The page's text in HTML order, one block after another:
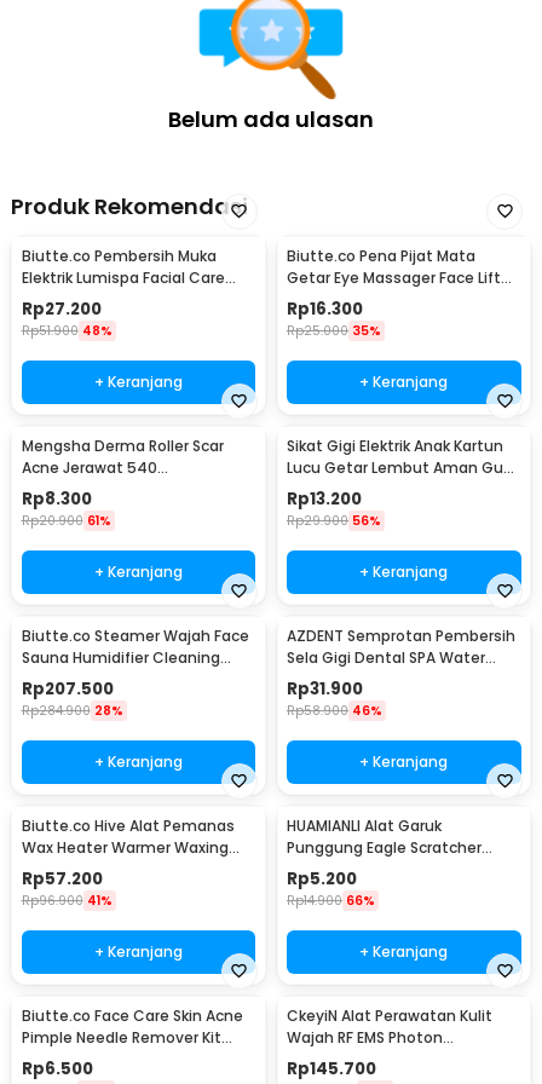
Belum ada ulasan
Produk Rekomendasi
Biutte.co Pembersih Muka
Elektrik Lumispa Facial Care
5in1 - JBM-8782
Rp27.200
Rp51.900 48%
+ Keranjang
Biutte.co Pena Pijat Mata
Getar Eye Massager Face Lift
Portable 0.5W - Mini 208
Rp16.300
Rp25.000 35%
+ Keranjang
Mengsha Derma Roller Scar
Acne Jerawat 540
Microneedles 1.0mm - DRS100
Rp8.300
Rp20.900 61%
+ Keranjang
Sikat Gigi Elektrik Anak Kartun
Lucu Getar Lembut Aman Gusi
Baterai AA - H417
Rp13.200
Rp29.900 56%
+ Keranjang
Biutte.co Steamer Wajah Face
Sauna Humidifier Cleaning
Pore Nano Spray - K33C
Rp207.500
Rp284.900 28%
+ Keranjang
AZDENT Semprotan Pembersih
Sela Gigi Dental SPA Water
Floss - SP-001
Rp31.900
Rp58.900 46%
+ Keranjang
Biutte.co Hive Alat Pemanas
Wax Heater Warmer Waxing
Pro-Wax 100 - JG-117
Rp57.200
Rp96.900 41%
+ Keranjang
HUAMIANLI Alat Garuk
Punggung Eagle Scratcher
Stainless Steel - B01ER
Rp5.200
Rp14.900 66%
+ Keranjang
Biutte.co Face Care Skin Acne
Pimple Needle Remover Kit
4PCS - AS1
Rp6.500
CkeyiN Alat Perawatan Kulit
Wajah RF EMS Photon
Rejuvenation - 9902
Rp145.700